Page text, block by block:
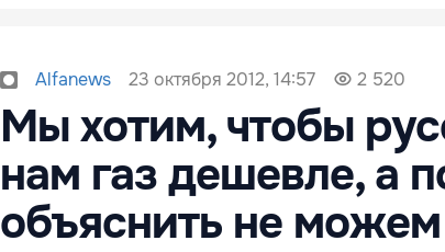
Alfanews 23 октября 2012, 14:57 2 520
Мы хотим, чтобы
нам газ дешевле, а
объяснить не можем